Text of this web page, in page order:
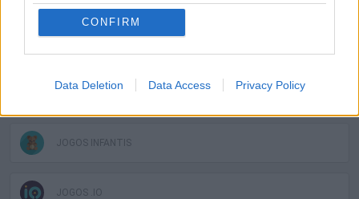
CONFIRM
Data Deletion Data Access Privacy Policy
JOGOS DE ESQUIVAR
JOGOS INFANTIS
JOGOS .IO